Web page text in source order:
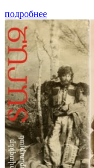
подробнее